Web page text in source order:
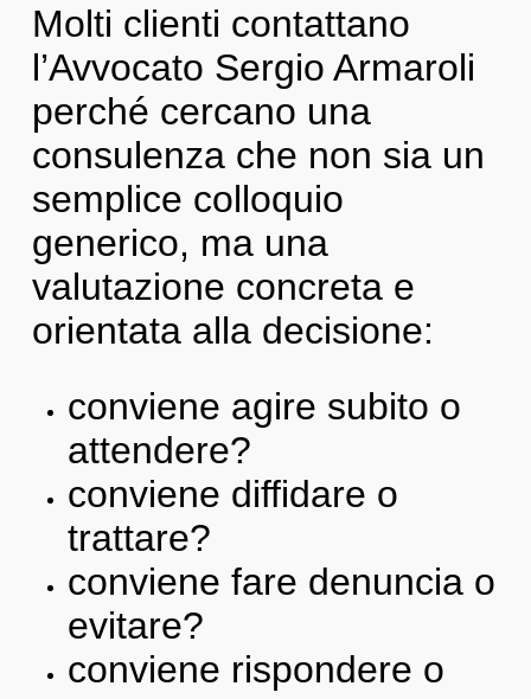
Molti clienti contattano
l’Avvocato Sergio Armaroli
perché cercano una
consulenza che non sia un
semplice colloquio
generico, ma una
valutazione concreta e
orientata alla decisione:
conviene agire subito o
attendere?
conviene diffidare o
trattare?
conviene fare denuncia o
evitare?
conviene rispondere o